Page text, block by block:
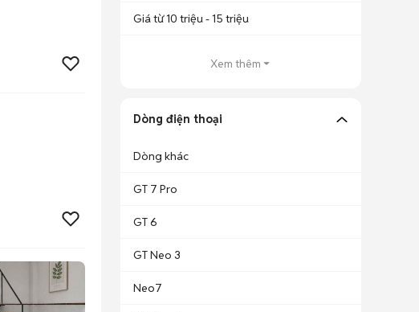
Giá từ 10 triệu - 15 triệu
Xem thêm
Dòng điện thoại
Dòng khác
GT 7 Pro
GT 6
GT Neo 3
Neo7